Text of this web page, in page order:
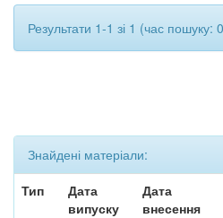
Результати 1-1 зі 1 (час пошуку:
Знайдені матеріали:
Тип
Дата
випуску
Дата
внесення